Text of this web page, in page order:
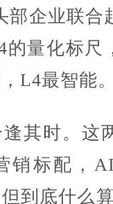
部企业联
量化标尺
L4最智能
其时。这
销标配，
到底什么